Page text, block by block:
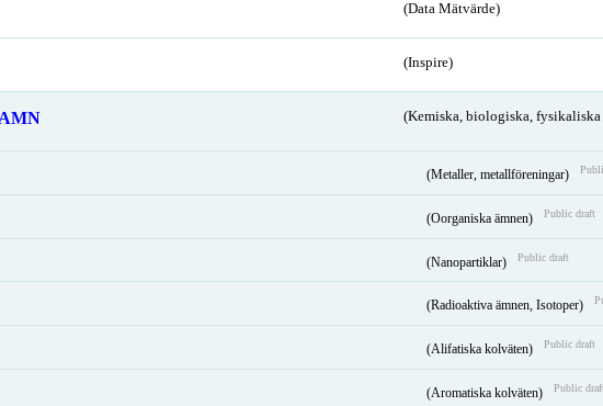
(Data Mätvärde)
(Inspire)
(Kemiska, biologiska, fysikaliska
(Metaller, metallföreningar)
(Oorganiska ämnen) Public draft
(Nanopartiklar) Public draft
(Radioaktiva ämnen, Isotoper)
(Alifatiska kolväten) Public draft
(Aromatiska kolväten) Public